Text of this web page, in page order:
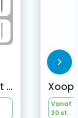
senator - Nature Plus Matt balpen
Vanaf
30 st.